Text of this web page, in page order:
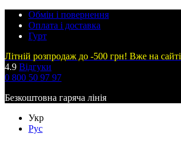
Обмін і повернення
Оплата і доставка
Гурт
Літній розпродаж до -500 грн! Вже на сайті
4.9 Відгуки
0 800 50 97 97
Безкоштовна гаряча лінія
Укр
Рус